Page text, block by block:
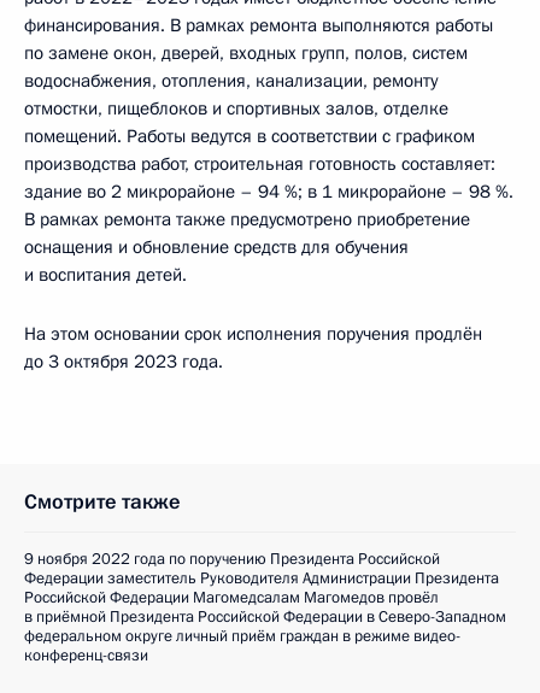
финансирования. В рамках ремонта выполняются работы
по замене окон, дверей, входных групп, полов, систем
водоснабжения, отопления, канализации, ремонту
отмостки, пищеблоков и спортивных залов, отделке
помещений. Работы ведутся в соответствии с графиком
производства работ, строительная готовность составляет:
здание во 2 микрорайоне – 94 %; в 1 микрорайоне – 98 %.
В рамках ремонта также предусмотрено приобретение
оснащения и обновление средств для обучения
и воспитания детей.
На этом основании срок исполнения поручения продлён
до 3 октября 2023 года.
Смотрите также
9 ноября 2022 года по поручению Президента Российской
Федерации заместитель Руководителя Администрации Президента
Российской Федерации Магомедсалам Магомедов провёл
в приёмной Президента Российской Федерации в Северо-Западном
федеральном округе личный приём граждан в режиме видео-
конференц-связи